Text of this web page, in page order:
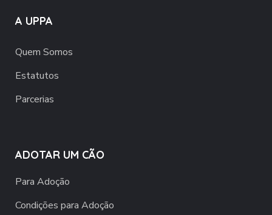
A UPPA
Quem Somos
Estatutos
Parcerias
ADOTAR UM CÃO
Para Adoção
Condições para Adoção